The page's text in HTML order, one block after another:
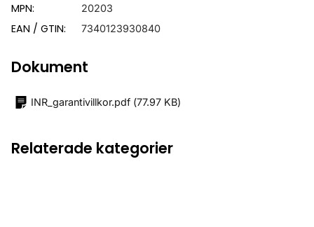
MPN: 20203
EAN / GTIN: 7340123930840
Dokument
INR_garantivillkor.pdf (77.97 KB)
Relaterade kategorier